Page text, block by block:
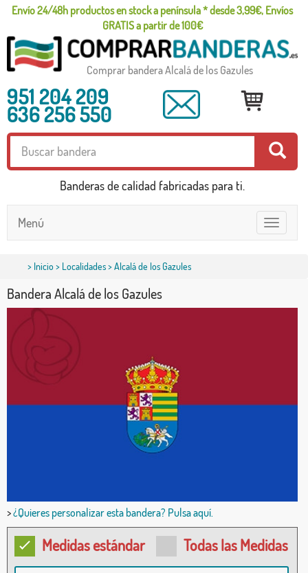
Envío 24/48h productos en stock a península * desde 3,99€, Envíos
GRATIS a partir de 100€
Comprar bandera Alcalá de los Gazules
951 204 209
636 256 550
Banderas de calidad fabricadas para ti.
Toggle
navigation
Menú
> Inicio> Localidades> Alcalá de los Gazules
Bandera Alcalá de los Gazules
>¿Quieres personalizar esta bandera? Pulsa aquí.
Medidas estándar Todas las Medidas